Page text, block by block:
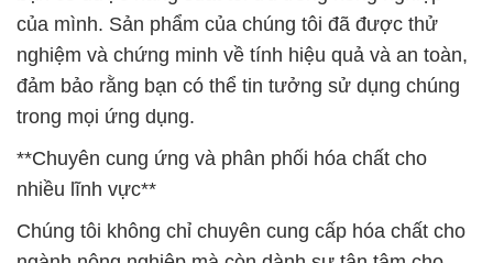
**Chuyên cung ứng và phân phối hóa chất cho
nhiều lĩnh vực**
Chúng tôi không chỉ chuyên cung cấp hóa chất cho
ngành nông nghiệp mà còn dành sự tận tâm cho
các lĩnh vực khác nhau. Chúng tôi hiểu rằng từng
ngành công nghiệp có các yêu cầu riêng biệt về hóa
chất, và với đội ngũ chuyên gia giàu kinh nghiệm,
chúng tôi cam kết đáp ứng mọi nhu cầu của bạn.